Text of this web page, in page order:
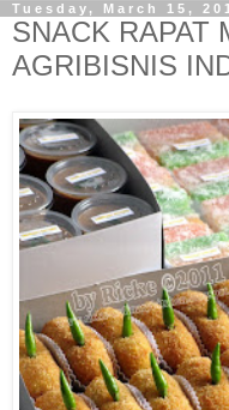
Tuesday, March 15,
SNACK RAPAT
AGRIBISNIS